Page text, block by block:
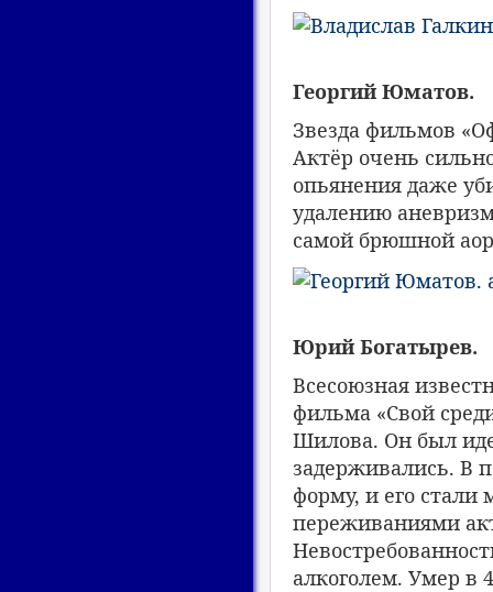
Георгий Юматов.
Звезда фильмов
Актёр очень
опьянения даже
удалению
самой брюшной
Юрий Богатырев.
Всесоюзная
фильма «Свой
Шилова. Он был
задерживались. В
форму, и его стали
переживаниями
алкоголем. Умер в